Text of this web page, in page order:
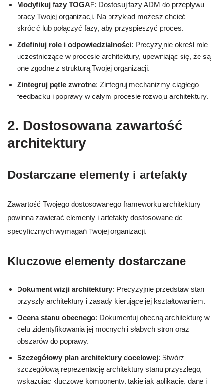
Modyfikuj fazy TOGAF: Dostosuj fazy ADM do przepływu
pracy Twojej organizacji. Na przykład możesz chcieć
skrócić lub połączyć fazy, aby przyspieszyć proces.
Zdefiniuj role i odpowiedzialności: Precyzyjnie określ role
uczestniczące w procesie architektury, upewniając się, że są
one zgodne z strukturą Twojej organizacji.
Zintegruj pętle zwrotne: Zintegruj mechanizmy ciągłego
feedbacku i poprawy w całym procesie rozwoju architektury.
2. Dostosowana zawartość
architektury
Dostarczane elementy i artefakty
Zawartość Twojego dostosowanego frameworku architektury
powinna zawierać elementy i artefakty dostosowane do
specyficznych wymagań Twojej organizacji.
Kluczowe elementy dostarczane
Dokument wizji architektury: Precyzyjnie przedstaw stan
przyszły architektury i zasady kierujące jej kształtowaniem.
Ocena stanu obecnego: Dokumentuj obecną architekturę w
celu zidentyfikowania jej mocnych i słabych stron oraz
obszarów do poprawy.
Szczegółowy plan architektury docelowej: Stwórz
szczegółową reprezentację architektury stanu przyszłego,
wskazując kluczowe komponenty, takie jak aplikacje, dane i